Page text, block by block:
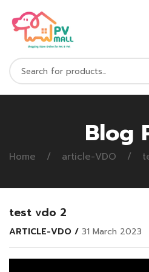
Blog
Home article-VDO
test vdo 2
ARTICLE-VDO 31 March 2023